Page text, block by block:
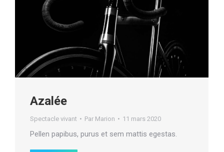
Azalée
Spectacle vivant Par Marion 11 mars 2020
Pellen papibus, purus et sem mattis egestas.